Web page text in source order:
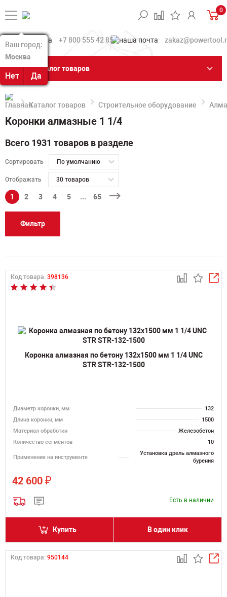
Ваш город:
Москва
Нет Да
Ваш город:
Москва
Нет Да
0
+7 800 555 42 85
Каталог товаров
Каталог товаров Строительное оборудование
Коронки алмазные 1 1/4
Всего 1931 товаров в разделе
Сортировать По умолчанию
Отображать 30 товаров
1 2 3 4 5 ... 65
Фильтр
Код товара: 398136
Коронка алмазная по бетону 132х1500 мм 1 1/4 UNC
STR STR-132-1500
Диаметр коронки, мм
132
Длина коронки, мм
1500
Материал обработки
Железобетон
Количество сегментов
10
Применение на инструменте
Установка дрель алмазного
бурения
42 600 ₽
Есть в наличии
Купить В один клик
Код товара: 950144